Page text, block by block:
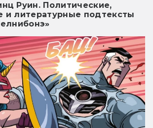
Руин. Политические,
и литературные подтексты